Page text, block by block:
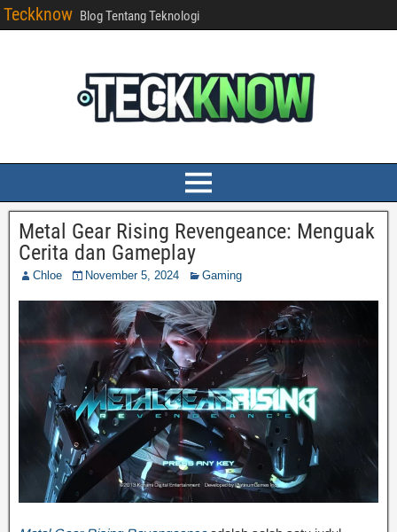
Teckknow Blog Tentang Teknologi
Metal Gear Rising Revengeance: Menguak
Cerita dan Gameplay
Chloe November 5, 2024 Gaming